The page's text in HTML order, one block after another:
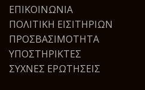
ΕΠΙΚΟΙΝΩΝΊΑ
ΠΟΛΙΤΙΚΉ ΕΙΣΙΤΗΡΊΩΝ
ΠΡΟΣΒΑΣΙΜΌΤΗΤΑ
ΥΠΟΣΤΗΡΙΚΤΈΣ
ΣΥΧΝΈΣ ΕΡΩΤΉΣΕΙΣ